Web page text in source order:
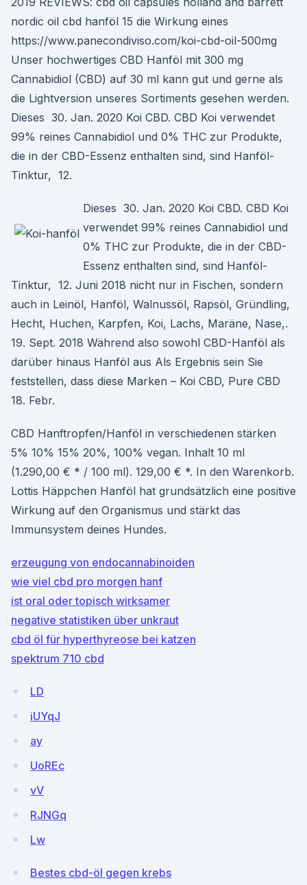
nordic oil cbd hanföl 15 die Wirkung eines
https://www.panecondiviso.com/koi-cbd-oil-500mg
Unser hochwertiges CBD Hanföl mit 300 mg
Cannabidiol (CBD) auf 30 ml kann gut und gerne als
die Lightversion unseres Sortiments gesehen werden.
Dieses 30. Jan. 2020 Koi CBD. CBD Koi verwendet
99% reines Cannabidiol und 0% THC zur Produkte,
die in der CBD-Essenz enthalten sind, sind Hanföl-
Tinktur, 12.
Dieses 30. Jan. 2020 Koi CBD. CBD Koi
verwendet 99% reines Cannabidiol und
0% THC zur Produkte, die in der CBD-
Essenz enthalten sind, sind Hanföl-
Tinktur, 12. Juni 2018 nicht nur in Fischen, sondern
auch in Leinöl, Hanföl, Walnussöl, Rapsöl, Gründling,
Hecht, Huchen, Karpfen, Koi, Lachs, Maräne, Nase,.
19. Sept. 2018 Während also sowohl CBD-Hanföl als
darüber hinaus Hanföl aus Als Ergebnis sein Sie
feststellen, dass diese Marken – Koi CBD, Pure CBD
18. Febr.
CBD Hanftropfen/Hanföl in verschiedenen stärken
5% 10% 15% 20%, 100% vegan. Inhalt 10 ml
(1.290,00 € * / 100 ml). 129,00 € *. In den Warenkorb.
Lottis Häppchen Hanföl hat grundsätzlich eine positive
Wirkung auf den Organismus und stärkt das
Immunsystem deines Hundes.
erzeugung von endocannabinoiden
wie viel cbd pro morgen hanf
ist oral oder topisch wirksamer
negative statistiken über unkraut
cbd öl für hyperthyreose bei katzen
spektrum 710 cbd
LD
iUYqJ
ay
UoREc
vV
RJNGq
Lw
Bestes cbd-öl gegen krebs